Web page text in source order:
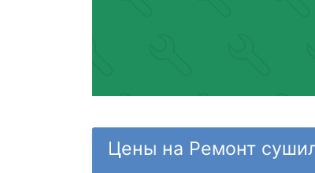
Цены на Ремонт